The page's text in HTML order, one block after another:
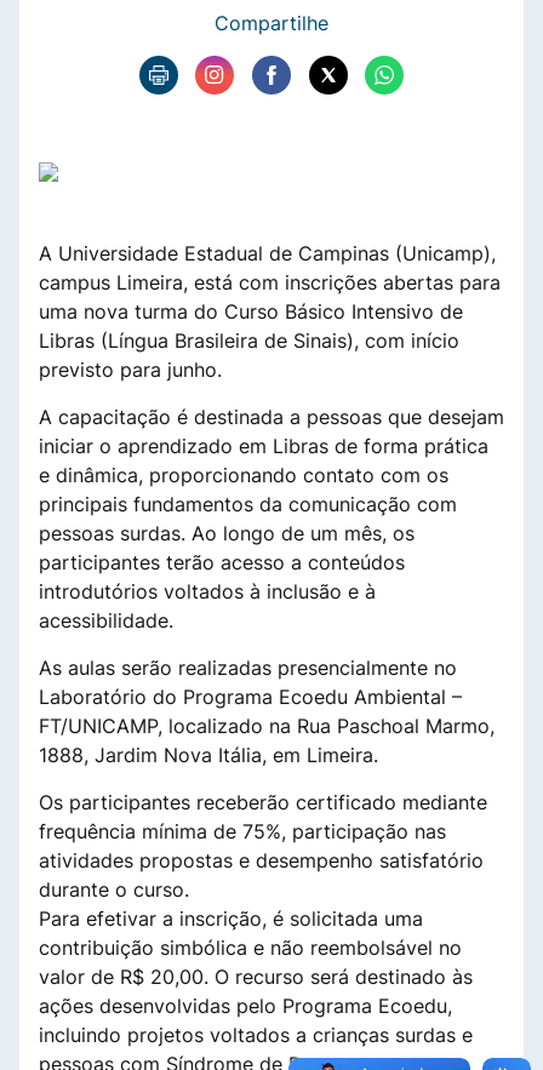
Compartilhe
A Universidade Estadual de Campinas (Unicamp),
campus Limeira, está com inscrições abertas para
uma nova turma do Curso Básico Intensivo de
Libras (Língua Brasileira de Sinais), com início
previsto para junho.
A capacitação é destinada a pessoas que desejam
iniciar o aprendizado em Libras de forma prática
e dinâmica, proporcionando contato com os
principais fundamentos da comunicação com
pessoas surdas. Ao longo de um mês, os
participantes terão acesso a conteúdos
introdutórios voltados à inclusão e à
acessibilidade.
As aulas serão realizadas presencialmente no
Laboratório do Programa Ecoedu Ambiental –
FT/UNICAMP, localizado na Rua Paschoal Marmo,
1888, Jardim Nova Itália, em Limeira.
Os participantes receberão certificado mediante
frequência mínima de 75%, participação nas
atividades propostas e desempenho satisfatório
durante o curso.
Para efetivar a inscrição, é solicitada uma
contribuição simbólica e não reembolsável no
valor de R$ 20,00. O recurso será destinado às
ações desenvolvidas pelo Programa Ecoedu,
incluindo projetos voltados a crianças surdas e
pessoas com Síndrome de Down.